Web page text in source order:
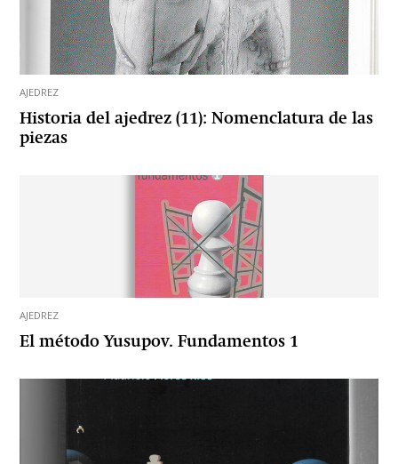
AJEDREZ
Historia del ajedrez (11): Nomenclatura de las
piezas
AJEDREZ
El método Yusupov. Fundamentos 1